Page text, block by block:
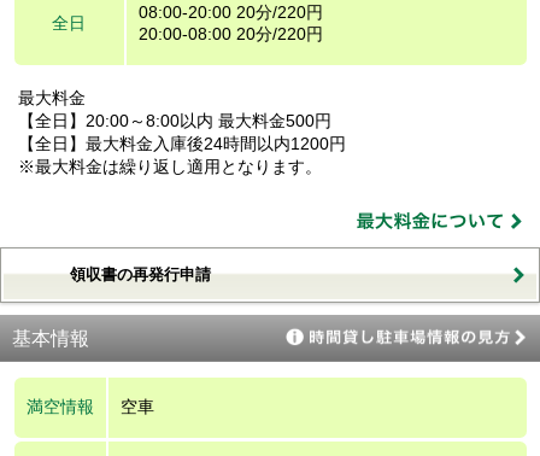
全日
08:00-20:00 20分/220円
20:00-08:00 20分/220円
最大料金
【全日】20:00～8:00以内 最大料金500円
【全日】最大料金入庫後24時間以内1200円
※最大料金は繰り返し適用となります。
領収書の再発行申請
基本情報
満空情報 空車